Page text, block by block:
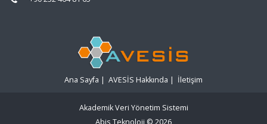
Ana Sayfa | AVESİS Hakkında | İletişim
Akademik Veri Yönetim Sistemi
Abis Teknoloji © 2026